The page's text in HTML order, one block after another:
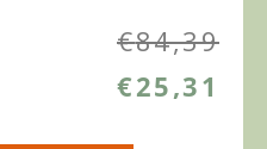
€84,39
€25,31